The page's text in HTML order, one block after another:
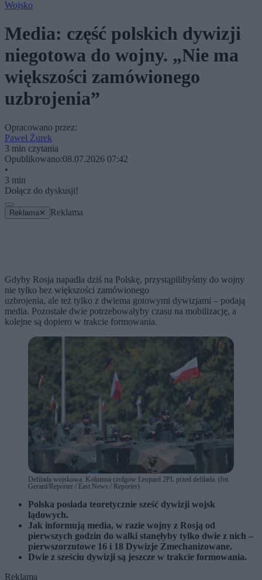
Wojsko
Media: część polskich dywizji
niegotowa do wojny. „Nie ma
większości zamówionego
uzbrojenia”
Opracowano przez:
Paweł Żurek
3 min czytania
Opublikowano:08.07.2026 07:42
•
3 min
Dołącz do dyskusji!
Reklama ✕ Reklama
Gdyby Rosja napadła dziś na Polskę, przystąpilibyśmy do wojny
nie tylko bez większości zamówionego
uzbrojenia, ale też tylko z dwiema gotowymi dywizjami – podają
media. Pozostałe dwie potrzebowałyby czasu na mobilizację, a
kolejne są dopiero w trakcie formowania.
Defilada wojskowa. Kolumna czolgow Leopard 2PL przed defilada. (fot.
Gerard/Reporter / East News / Reporter)
Polska posiada teoretycznie sześć dywizji wojsk
lądowych.
Jak informują media, w razie wojny z Rosją od
pierwszych godzin do walki stanęłyby tylko dwie z nich –
pierwszorzutowe 16 i 18 Dywizje Zmechanizowane.
Dwie z sześciu dywizji są jeszcze w trakcie formowania.
Reklama